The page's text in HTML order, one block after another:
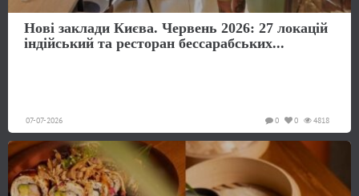
Нові заклади Києва. Червень 2026: 27 локацій
індійський та ресторан бессарабських...
07-07-2026 4818
0
0